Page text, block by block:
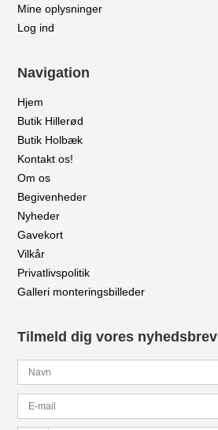
Mine oplysninger
Log ind
Navigation
Hjem
Butik Hillerød
Butik Holbæk
Kontakt os!
Om os
Begivenheder
Nyheder
Gavekort
Vilkår
Privatlivspolitik
Galleri monteringsbilleder
Tilmeld dig vores nyhedsbrev